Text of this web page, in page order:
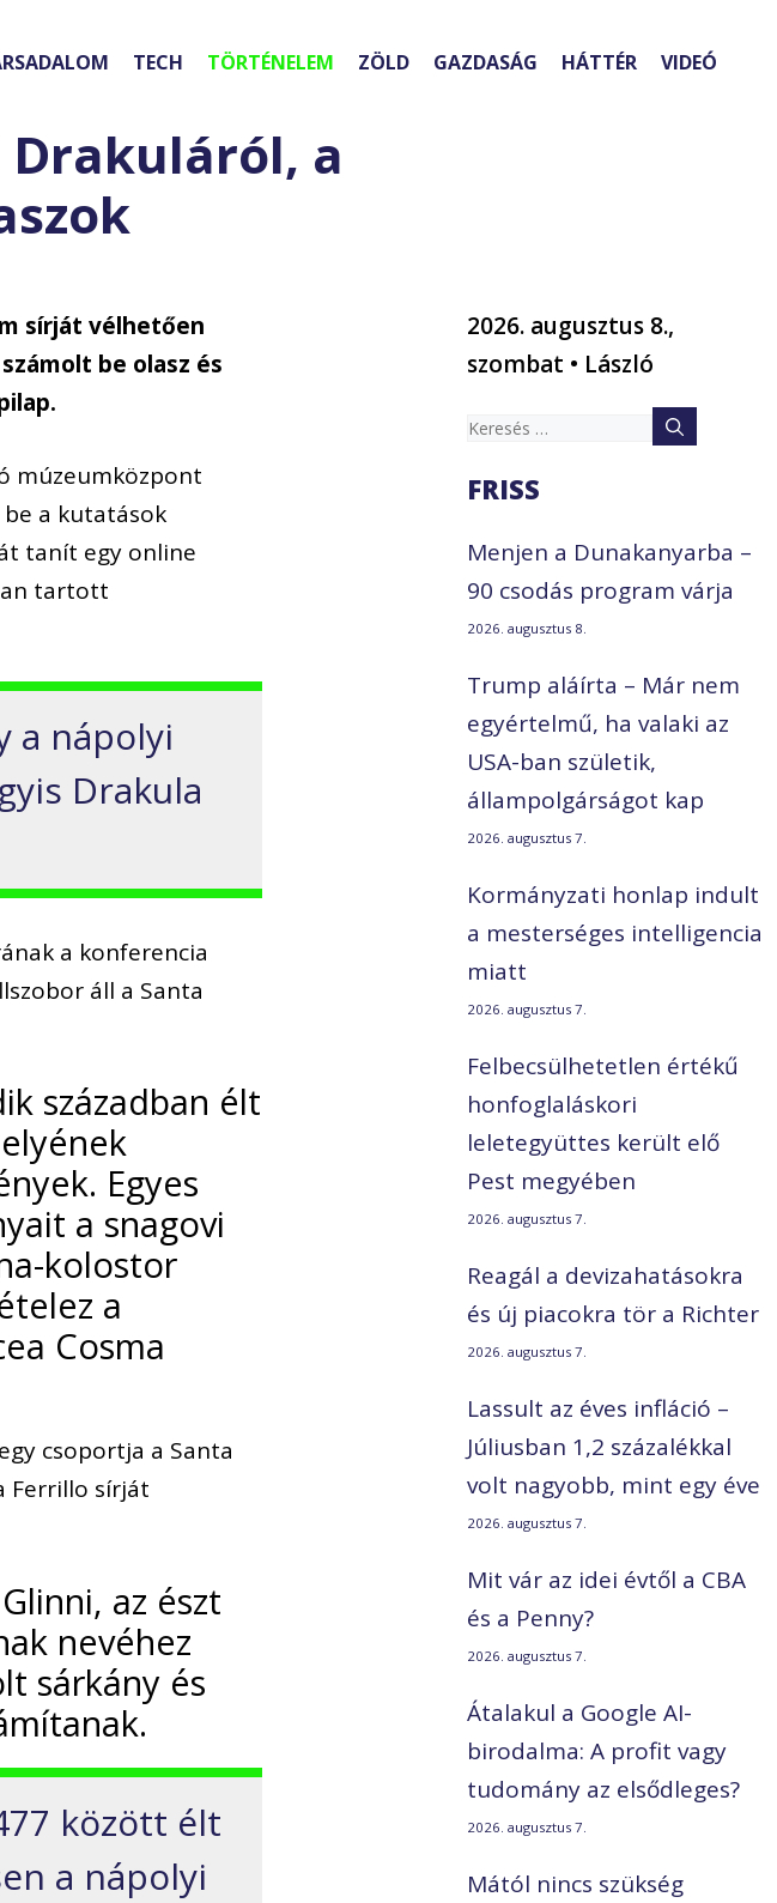
TECH TÖRTÉNELEM ZÖLD GAZDASÁG HÁTTÉR VIDEÓ
a
sírját vélhetően
be olasz és
múzeumközpont
a kutatások
tanít egy online
tartott
a nápolyi
Drakula
a konferencia
áll a Santa
században élt
Egyes
a snagovi
kolostor
a
Cosma
csoportja a Santa
Ferrillo sírját
az észt
nevéhez
sárkány és
között élt
a nápolyi
2026. augusztus 8.,
szombat • László
Keresés:
FRISS
Menjen a Dunakanyarba –
90 csodás program várja
2026. augusztus 8.
Trump aláírta – Már nem
egyértelmű, ha valaki az
USA-ban születik,
állampolgárságot kap
2026. augusztus 7.
Kormányzati honlap indult
a mesterséges intelligencia
miatt
2026. augusztus 7.
Felbecsülhetetlen értékű
honfoglaláskori
leletegyüttes került elő
Pest megyében
2026. augusztus 7.
Reagál a devizahatásokra
és új piacokra tör a Richter
2026. augusztus 7.
Lassult az éves infláció –
Júliusban 1,2 százalékkal
volt nagyobb, mint egy éve
2026. augusztus 7.
Mit vár az idei évtől a CBA
és a Penny?
2026. augusztus 7.
Átalakul a Google AI-
birodalma: A profit vagy
tudomány az elsődleges?
2026. augusztus 7.
Mától nincs szükség